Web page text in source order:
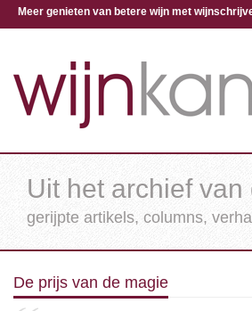
Meer genieten van betere wijn met
Uit het archief
gerijpte artikels, columns,
De prijs van de magie